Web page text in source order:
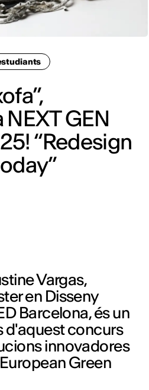
GEN
“Redesign
Vargas,
en Disseny
Barcelona, és un
d'aquest concurs
innovadores
Green